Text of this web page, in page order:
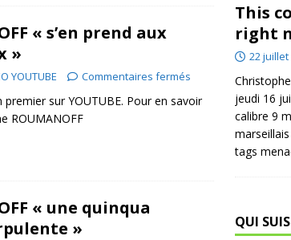
« s’en prend aux
»
YOUTUBE Commentaires fermés
sur YOUTUBE. Pour en savoir
ROUMANOFF
« une quinqua
»
This
right
22 juillet
jeudi 16
calibre 9
tags
QUI